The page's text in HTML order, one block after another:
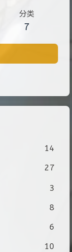
分类
7
14
27
3
8
6
10